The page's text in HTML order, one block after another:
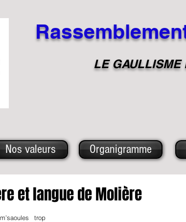
LE GAULLISME
Nos valeurs Organigramme
et langue de Molière
trop